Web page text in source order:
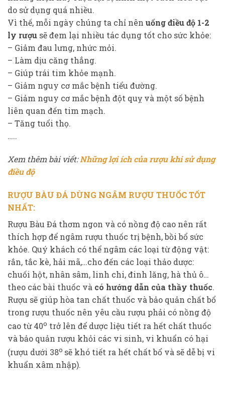
do sử dụng quá nhiều.
Vì thế, mỗi ngày chúng ta chỉ nên uống điều độ 1-2
ly rượu sẽ đem lại nhiều tác dụng tốt cho sức khỏe:
– Giảm đau lưng, nhức mỏi.
– Làm dịu căng thẳng.
– Giúp trái tim khỏe mạnh.
– Giảm nguy cơ mắc bệnh tiểu đường.
– Giảm nguy cơ mắc bệnh đột quỵ và một số bệnh
liên quan đến tim mạch.
– Tăng tuổi thọ.
…..
Xem thêm bài viết:Những lợi ích của rượu khi sử dụng
điều độ
RƯỢU BÀU ĐÁ DÙNG NGÂM RƯỢU THUỐC TỐT
NHẤT:
Rượu Bàu Đá thơm ngon và có nồng độ cao nên rất
thích hợp để ngâm rượu thuốc trị bệnh, bồi bổ sức
khỏe. Quý khách có thể ngâm các loại từ động vật:
rắn, tắc kè, hải mã,…cho đến các loại thảo dược:
chuối hột, nhân sâm, linh chi, đinh lăng, hà thủ ô…
theo các bài thuốc và có hướng dẫn của thầy thuốc.
Rượu sẽ giúp hòa tan chất thuốc và bảo quản chất bổ
trong rượu thuốc nên yêu cầu rượu phải có nồng độ
cao từ 40o trở lên để dược liệu tiết ra hết chất thuốc
và bảo quản rượu khỏi các vi sinh, vi khuẩn có hại
(rượu dưới 38o sẽ khó tiết ra hết chất bổ và sẽ dễ bị vi
khuẩn xâm nhập).